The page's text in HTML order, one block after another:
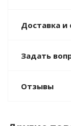
Доставка и
Задать
Отзывы